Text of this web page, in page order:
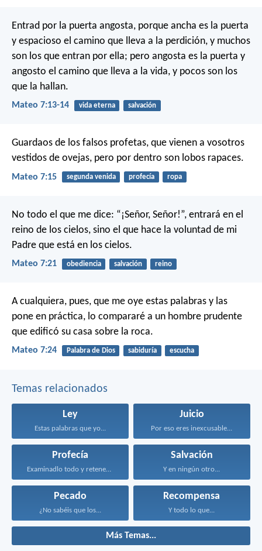
Entrad por la puerta angosta, porque ancha es la puerta
y espacioso el camino que lleva a la perdición, y muchos
son los que entran por ella; pero angosta es la puerta y
angosto el camino que lleva a la vida, y pocos son los
que la hallan.
Mateo 7:13-14 vida eterna salvación
Guardaos de los falsos profetas, que vienen a vosotros
vestidos de ovejas, pero por dentro son lobos rapaces.
Mateo 7:15 segunda venida profecía ropa
No todo el que me dice: “¡Señor, Señor!”, entrará en el
reino de los cielos, sino el que hace la voluntad de mi
Padre que está en los cielos.
Mateo 7:21 obediencia salvación reino
A cualquiera, pues, que me oye estas palabras y las
pone en práctica, lo compararé a un hombre prudente
que edificó su casa sobre la roca.
Mateo 7:24 Palabra de Dios sabiduría escucha
Temas relacionados
Ley
Estas palabras que yo...
Juicio
Por eso eres inexcusable...
Profecía
Examinadlo todo y retened...
Salvación
Y en ningún otro...
Pecado
¿No sabéis que los...
Recompensa
Y todo lo que...
Más Temas...